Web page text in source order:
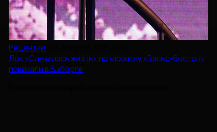
Рецензии
Док «Случилась жизнь» по мюзиклу «Вальс-бостон»
показали в Выборге